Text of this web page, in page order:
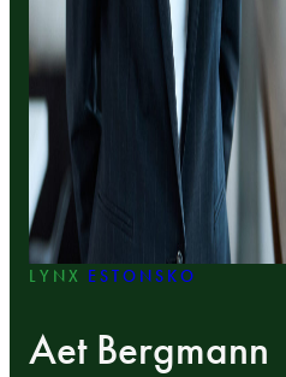
LYNX ESTONSKO
Aet Bergmann